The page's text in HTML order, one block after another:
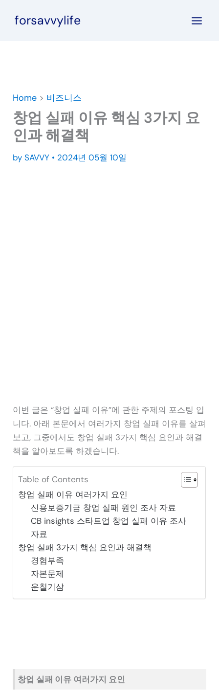
forsavvylife
Home > 비즈니스
창업 실패 이유 핵심 3가지 요
인과 해결책
by SAVVY • 2024년 05월 10일
이번 글은 “창업 실패 이유”에 관한 주제의 포스팅 입
니다. 아래 본문에서 여러가지 창업 실패 이유를 살펴
보고, 그중에서도 창업 실패 3가지 핵심 요인과 해결
책을 알아보도록 하겠습니다.
Table of Contents
창업 실패 이유 여러가지 요인
신용보증기금 창업 실패 원인 조사 자료
CB insights 스타트업 창업 실패 이유 조사
자료
창업 실패 3가지 핵심 요인과 해결책
경험부족
자본문제
운칠기삼
창업 실패 이유 여러가지 요인